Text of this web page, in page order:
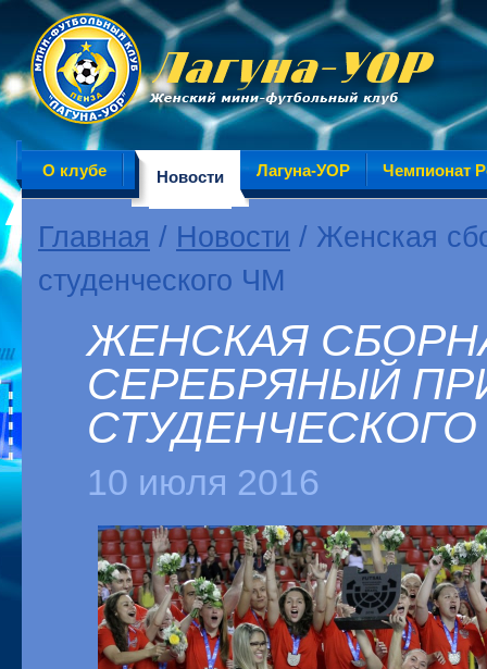
О клубе Новости Лагуна-УОР Чемпионат
Главная / Новости / Женская
студенческого ЧМ
ЖЕНСКАЯ
СЕРЕБРЯНЫЙ
10 июля 2016